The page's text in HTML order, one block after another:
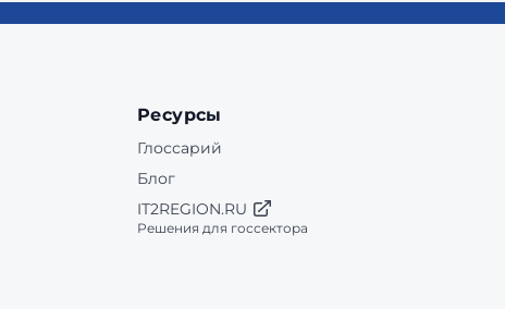
Ресурсы
Глоссарий
Блог
IT2REGION.RU
Решения для госсектора